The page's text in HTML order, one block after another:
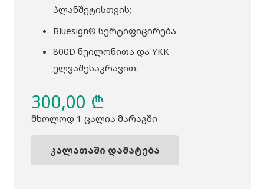
პლანშეტისთვის;
Bluesign® სერტიფიცირება
800D ნეილონითა და YKK
ელვაშესაკრავით.
300,00 ₾
მხოლოდ 1 ცალია მარაგში
რაოდენობა:
კალათაში დამატება